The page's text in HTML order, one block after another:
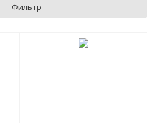
Фильтр